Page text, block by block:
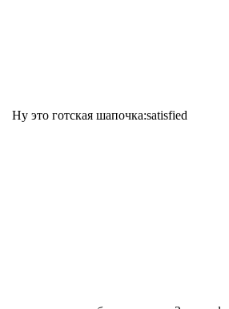
Ну это готская шапочка:satisfied